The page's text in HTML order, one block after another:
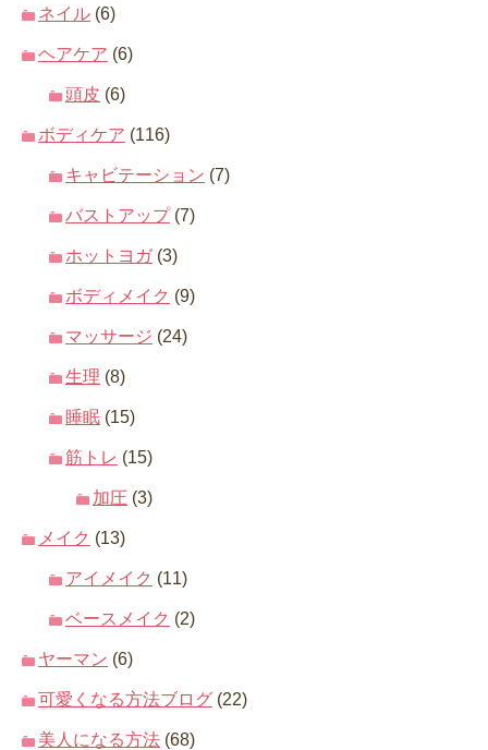
ネイル (6)
ヘアケア (6)
頭皮 (6)
ボディケア (116)
キャビテーション (7)
バストアップ(7)
ホットヨガ(3)
ボディメイク (9)
マッサージ (24)
生理 (8)
睡眠 (15)
筋トレ (15)
加圧 (3)
メイク (13)
アイメイク (11)
ベースメイク (2)
ヤーマン (6)
可愛くなる方法ブログ (22)
美人になる方法 (68)